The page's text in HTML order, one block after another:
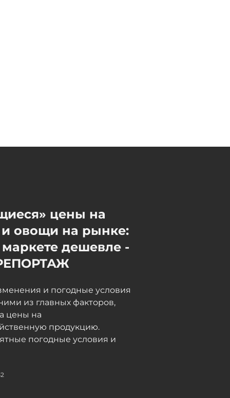
запрос - ФОТО -
ОБНОВЛЕНО
06 / 08 / 2026, 18:15
цены на
овощи на рынке:
дешевле -
и погодные условия
из главных факторов,
цены на
продукцию.
погодные условия и